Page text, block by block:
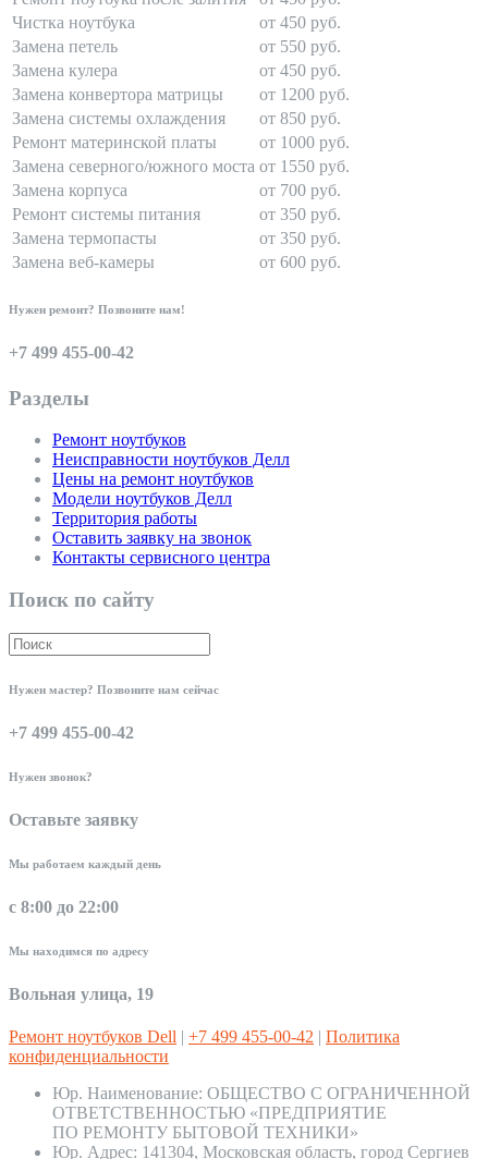
Чистка ноутбука
от 450 руб.
Замена петель
от 550 руб.
Замена кулера
от 450 руб.
Замена конвертора матрицы
от 1200 руб.
Замена системы охлаждения
от 850 руб.
Ремонт материнской платы
от 1000 руб.
Замена северного/южного моста от 1550 руб.
Замена корпуса
от 700 руб.
Ремонт системы питания
от 350 руб.
Замена термопасты
от 350 руб.
Замена веб-камеры
от 600 руб.
Нужен ремонт? Позвоните нам!
+7 499 455-00-42
Разделы
Ремонт ноутбуков
Неисправности ноутбуков Делл
Цены на ремонт ноутбуков
Модели ноутбуков Делл
Территория работы
Оставить заявку на звонок
Контакты сервисного центра
Поиск по сайту
Нужен мастер? Позвоните нам сейчас
+7 499 455-00-42
Нужен звонок?
Оставьте заявку
Мы работаем каждый день
с 8:00 до 22:00
Мы находимся по адресу
Вольная улица, 19
Ремонт ноутбуков Dell | +7 499 455-00-42 | Политика
конфиденциальности
Юр. Наименование: ОБЩЕСТВО С ОГРАНИЧЕННОЙ
ОТВЕТСТВЕННОСТЬЮ «ПРЕДПРИЯТИЕ
ПО РЕМОНТУ БЫТОВОЙ ТЕХНИКИ»
Юр. Адрес: 141304, Московская область, город Сергиев